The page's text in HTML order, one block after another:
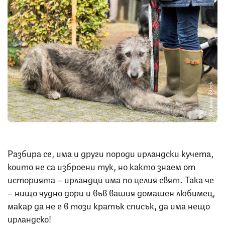
Снимка: iStock
Разбира се, има и други породи ирландски кучета,
които не са изброени тук, но както знаем от
историята – ирландци има по целия свят. Така че
– нищо чудно дори и във вашия домашен любимец,
макар да не е в този кратък списък, да има нещо
ирландско!